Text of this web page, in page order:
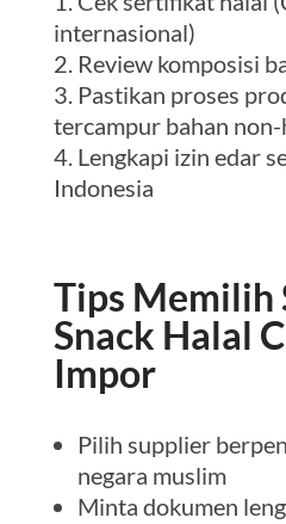
internasional)
Review komposisi
Pastikan proses
tercampur bahan non-
Lengkapi izin edar
Indonesia
Tips Memilih
Snack Halal
Impor
Pilih supplier
negara muslim
Minta dokumen